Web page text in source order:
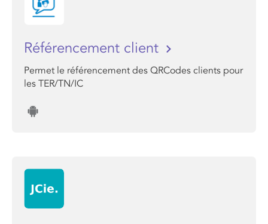
Référencement client
Permet le référencement des QRCodes clients pour
les TER/TN/IC